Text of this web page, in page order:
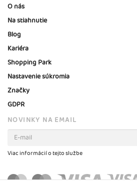
O nás
Na stiahnutie
Blog
Kariéra
Shopping Park
Nastavenie súkromia
Značky
GDPR
NOVINKY NA EMAIL
Viac informácií o tejto službe